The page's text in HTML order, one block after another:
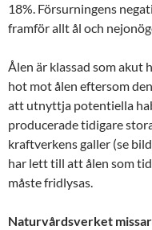
18%. Försurningens
framför allt ål och
Ålen är klassad som
hot mot ålen eftersom
att utnyttja potentiella
producerade tidigare
kraftverkens galler (se
har lett till att ålen som
måste fridlysas.
Naturvårdsverket